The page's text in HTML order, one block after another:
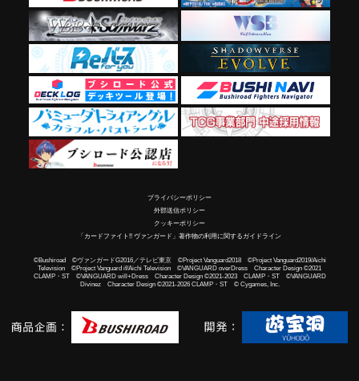
プライバシーポリシー
外部送信ポリシー
クッキーポリシー
「カードファイト!! ヴァンガード」著作物の利用に関するガイドライン
©Bushiroad ©ヴァンガードG2016／テレビ東京 ©Project Vanguard2018 ©Project Vanguard2019/Aichi
Television ©Project Vanguard if/Aichi Television ©VANGUARD overDress Character Design ©2021
CLAMP・ST ©VANGUARD will+Dress Character Design ©2021-2023 CLAMP・ST ©VANGUARD
Divinez Character Design ©2021-2026 CLAMP・ST © Cygames, Inc.